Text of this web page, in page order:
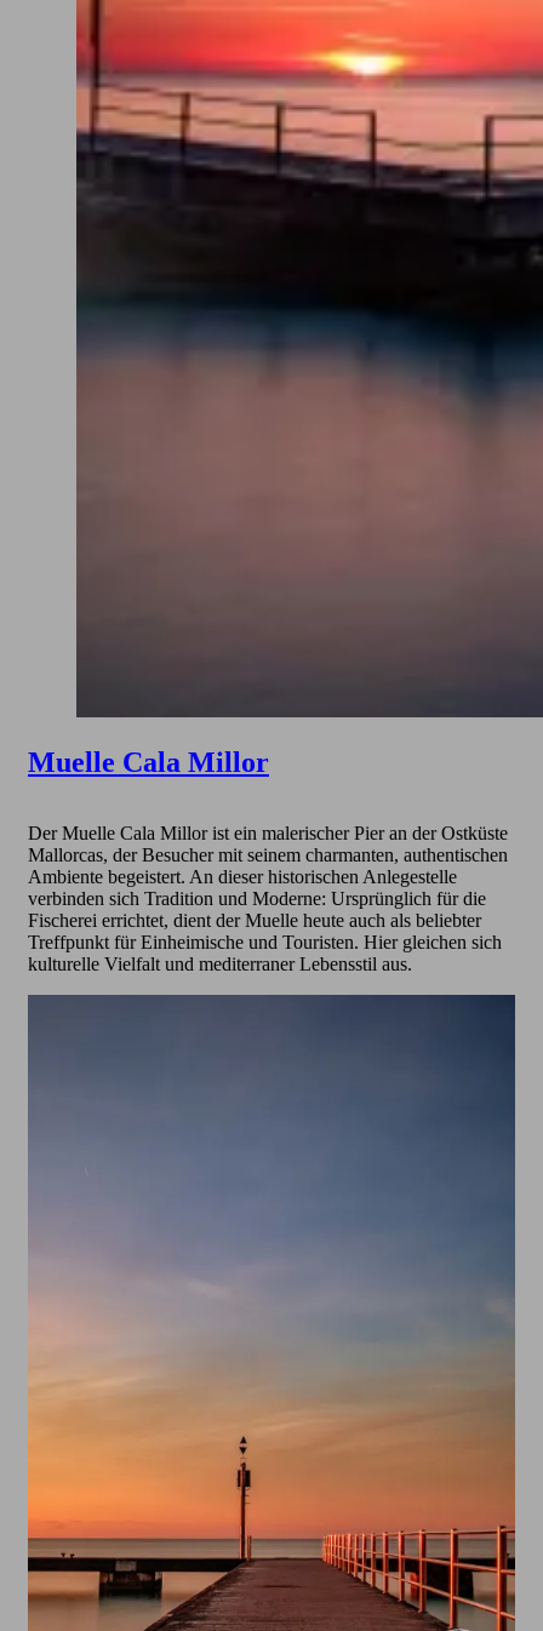
Muelle Cala Millor
Der Muelle Cala Millor ist ein malerischer Pier an der Ostküste
Mallorcas, der Besucher mit seinem charmanten, authentischen
Ambiente begeistert. An dieser historischen Anlegestelle
verbinden sich Tradition und Moderne: Ursprünglich für die
Fischerei errichtet, dient der Muelle heute auch als beliebter
Treffpunkt für Einheimische und Touristen. Hier gleichen sich
kulturelle Vielfalt und mediterraner Lebensstil aus.